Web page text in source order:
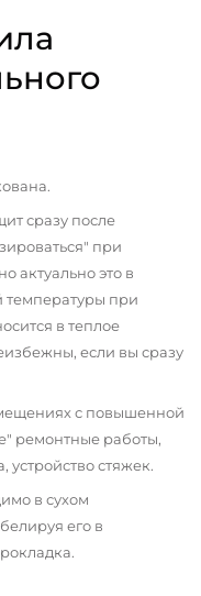
сразу после
при
актуально это в
температуры при
в теплое
если вы сразу
с повышенной
ремонтные работы,
устройство стяжек.
в сухом
его в